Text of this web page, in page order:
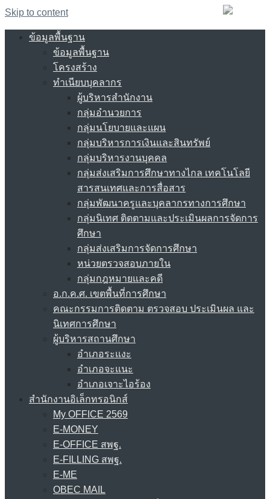
Skip to content
ข้อมูลพื้นฐาน
ข้อมูลพื้นฐาน
โครงสร้าง
ทำเนียบบุคลากร
ผู้บริหารสำนักงาน
กลุ่มอำนวยการ
กลุ่มนโยบายและแผน
กลุ่มบริหารการเงินและสินทรัพย์
กลุ่มบริหารงานบุคคล
กลุ่มส่งเสริมการศึกษาทางไกล เทคโนโลยี
สารสนเทศและการสื่อสาร
กลุ่มพัฒนาครูและบุคลากรทางการศึกษา
กลุ่มนิเทศ ติดตามและประเมินผลการจัดการ
ศึกษา
กลุ่มส่งเสริมการจัดการศึกษา
หน่วยตรวจสอบภายใน
กลุ่มกฎหมายและคดี
อ.ก.ค.ศ. เขตพื้นที่การศึกษา
คณะกรรมการติดตาม ตรวจสอบ ประเมินผล และ
นิเทศการศึกษา
ผู้บริหารสถานศึกษา
อำเภอระแงะ
อำเภอจะแนะ
อำเภอเจาะไอร้อง
สำนักงานอิเล็กทรอนิกส์
My OFFICE 2569
E-MONEY
E-OFFICE สพฐ.
E-FILLING สพฐ.
E-ME
OBEC MAIL